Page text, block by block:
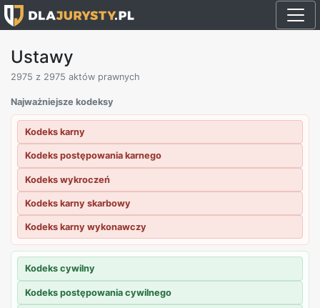
Ustawy
2975 z 2975 aktów prawnych
Najważniejsze kodeksy
Kodeks karny
Kodeks postępowania karnego
Kodeks wykroczeń
Kodeks karny skarbowy
Kodeks karny wykonawczy
Kodeks cywilny
Kodeks postępowania cywilnego